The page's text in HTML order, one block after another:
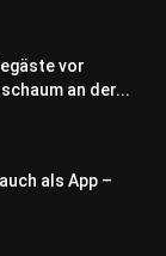
vor
an der...
als App –